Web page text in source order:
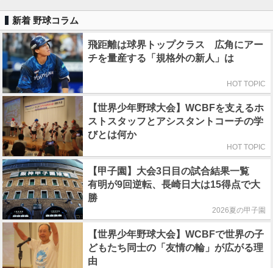
新着 野球コラム
飛距離は球界トップクラス 広角にアー
チを量産する「規格外の新人」は
HOT TOPIC
【世界少年野球大会】WCBFを支えるホ
ストスタッフとアシスタントコーチの学
びとは何か
HOT TOPIC
【甲子園】大会3日目の試合結果一覧
有明が9回逆転、長崎日大は15得点で大
勝
2026夏の甲子園
【世界少年野球大会】WCBFで世界の子
どもたち同士の「友情の輪」が広がる理
由